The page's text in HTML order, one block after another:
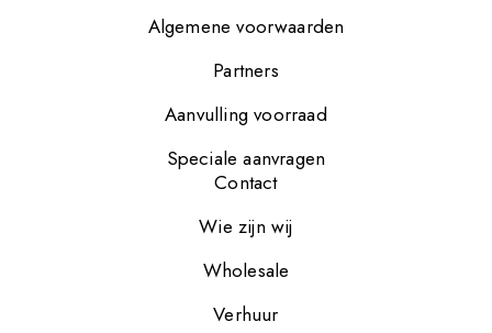
Algemene voorwaarden
Partners
Aanvulling voorraad
Speciale aanvragen
Contact
Wie zijn wij
Wholesale
Verhuur